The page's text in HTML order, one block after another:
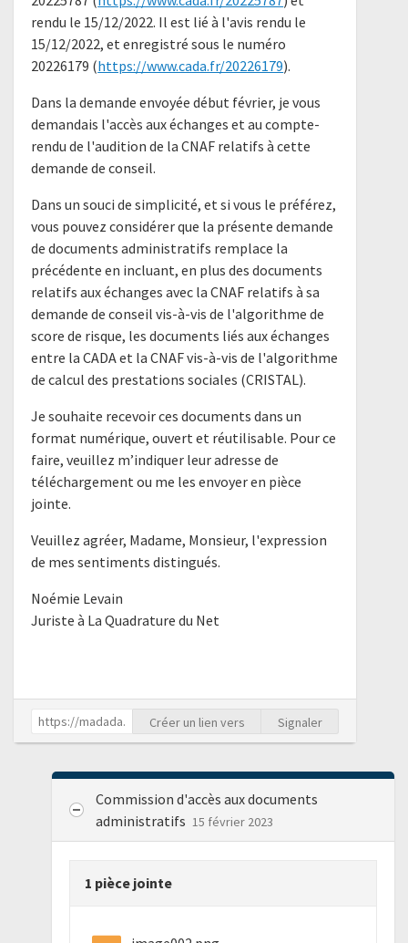
rendu le 15/12/2022. Il est lié à l'avis rendu le
15/12/2022, et enregistré sous le numéro
20226179 (https://www.cada.fr/20226179).
Dans la demande envoyée début février, je vous
demandais l'accès aux échanges et au compte-
rendu de l'audition de la CNAF relatifs à cette
demande de conseil.
Dans un souci de simplicité, et si vous le préférez,
vous pouvez considérer que la présente demande
de documents administratifs remplace la
précédente en incluant, en plus des documents
relatifs aux échanges avec la CNAF relatifs à sa
demande de conseil vis-à-vis de l'algorithme de
score de risque, les documents liés aux échanges
entre la CADA et la CNAF vis-à-vis de l'algorithme
de calcul des prestations sociales (CRISTAL).
Je souhaite recevoir ces documents dans un
format numérique, ouvert et réutilisable. Pour ce
faire, veuillez m’indiquer leur adresse de
téléchargement ou me les envoyer en pièce
jointe.
Veuillez agréer, Madame, Monsieur, l'expression
de mes sentiments distingués.
Noémie Levain
Juriste à La Quadrature du Net
Créer un lien vers Signaler
Commission d'accès aux documents
administratifs 15 février 2023
1 pièce jointe